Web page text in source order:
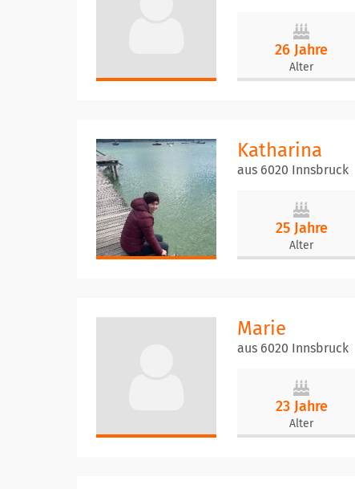
26 Jahre
Alter
Katharina
aus 6020 Innsbruck
25 Jahre
Alter
Marie
aus 6020 Innsbruck
23 Jahre
Alter